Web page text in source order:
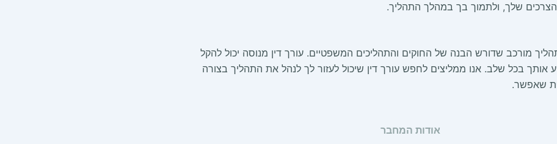
שלך, ולתמוך בך במהלך התהליך.
מורכב שדורש הבנה של החוקים והתהליכים המשפטיים. עורך דין מנוסה יכול להקל
אותך בכל שלב. אנו ממליצים לחפש עורך דין שיכול לעזור לך לנהל את התהליך בצורה
שאפשר.
אודות המחבר